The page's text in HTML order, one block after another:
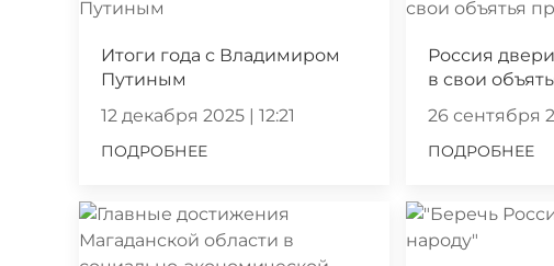
Итоги года с Владимиром
Путиным
12 декабря 2025 | 12:21
ПОДРОБНЕЕ
Россия
в свои
26 сентября
ПОДРОБНЕЕ